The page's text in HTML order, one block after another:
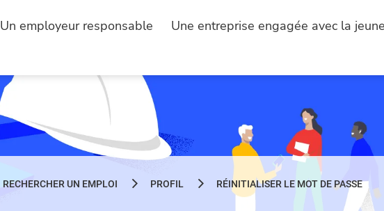
Un employeur responsable Une entreprise engagée avec la
RECHERCHER UN EMPLOI PROFIL RÉINITIALISER LE MOT DE PASSE